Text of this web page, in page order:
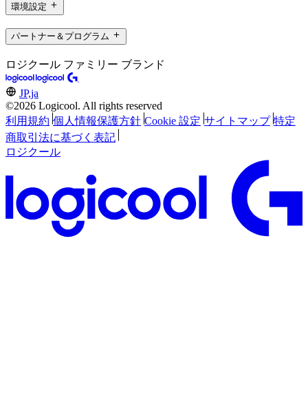
環境設定
パートナー＆プログラム
ロジクール ファミリー ブランド
JP,ja
©2026 Logicool. All rights reserved
利用規約 個人情報保護方針 Cookie 設定 サイトマップ 特定
商取引法に基づく表記
ロジクール